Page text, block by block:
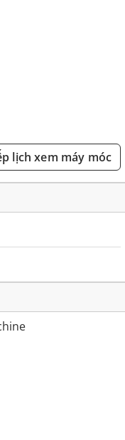
lịch xem máy móc